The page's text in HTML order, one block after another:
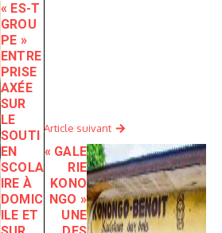
« ES-T
GROU
PE »
ENTRE
PRISE
AXÉE
SUR
LE
SOUTI
EN
SCOLA
IRE À
DOMIC
ILE ET
Article suivant
« GALE
RIE
KONO
NGO »
UNE